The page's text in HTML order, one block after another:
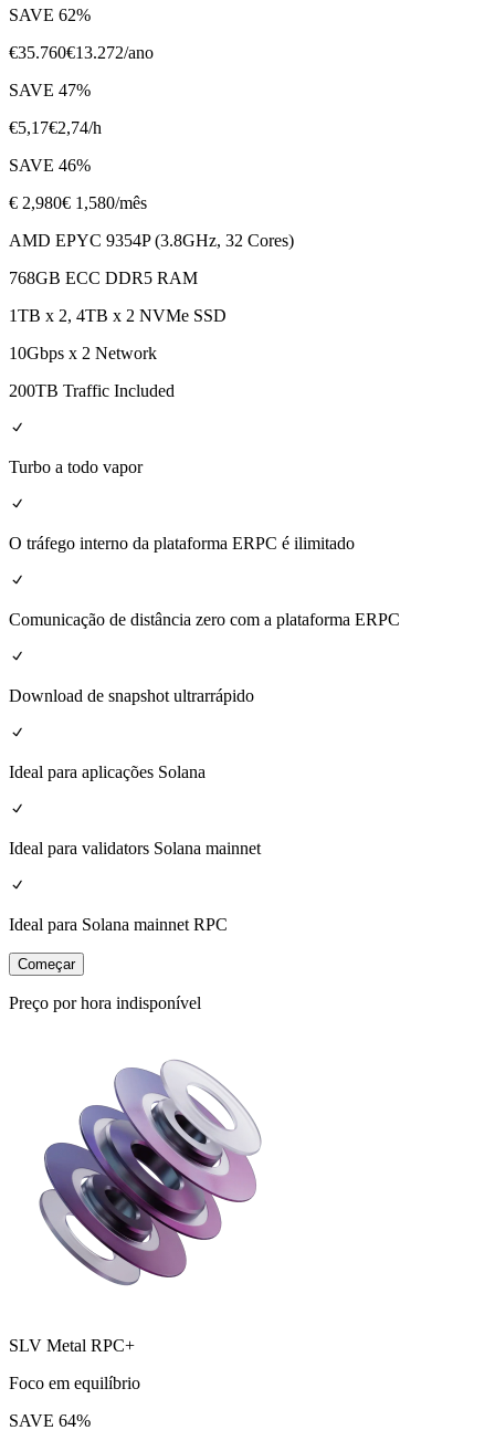
SAVE 62%
€35.760€13.272/ano
SAVE 47%
€5,17€2,74/h
SAVE 46%
€ 2,980€ 1,580/mês
AMD EPYC 9354P (3.8GHz, 32 Cores)
768GB ECC DDR5 RAM
1TB x 2, 4TB x 2 NVMe SSD
10Gbps x 2 Network
200TB Traffic Included
Turbo a todo vapor
O tráfego interno da plataforma ERPC é ilimitado
Comunicação de distância zero com a plataforma ERPC
Download de snapshot ultrarrápido
Ideal para aplicações Solana
Ideal para validators Solana mainnet
Ideal para Solana mainnet RPC
Começar
Preço por hora indisponível
SLV Metal RPC+
Foco em equilíbrio
SAVE 64%